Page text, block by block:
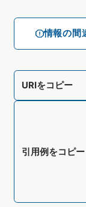
情報の間
URIをコピー
引用例をコピー